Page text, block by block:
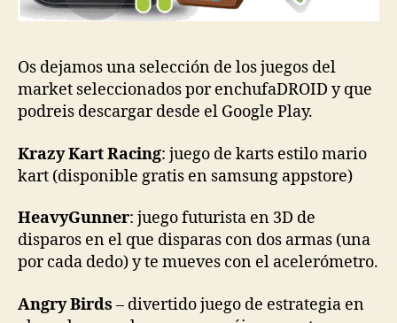
Os dejamos una selección de los juegos del
market seleccionados por enchufaDROID y que
podreis descargar desde el Google Play.
Krazy Kart Racing: juego de karts estilo mario
kart (disponible gratis en samsung appstore)
HeavyGunner: juego futurista en 3D de
disparos en el que disparas con dos armas (una
por cada dedo) y te mueves con el acelerómetro.
Angry Birds – divertido juego de estrategia en